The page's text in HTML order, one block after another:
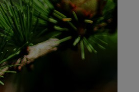
Twoich danych osobowych będą także nasi
sprawdzić w każdym momencie na stronie naszej
zgody.
(np. usługi zapewniającej Ci możliwość zapoznania się
tego serwisu), to możemy przetwarzać Twoje dane w